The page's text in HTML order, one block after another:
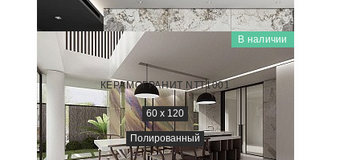
В наличии
ML612NTT1001P
КЕРАМОГРАНИТ NTT1001
60 x 120
Полированный